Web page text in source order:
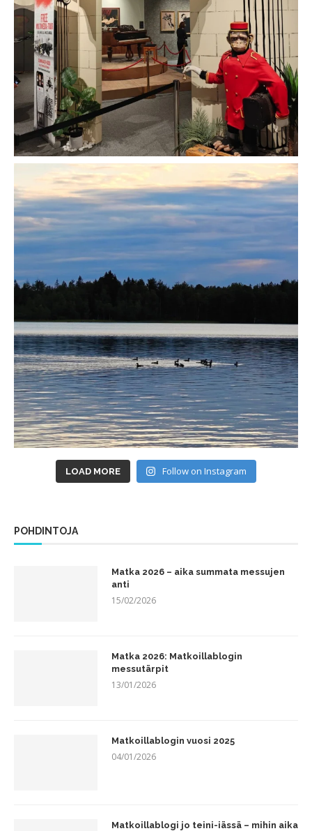
LOAD MORE Follow on Instagram
POHDINTOJA
Matka 2026 – aika summata messujen
anti
15/02/2026
Matka 2026: Matkoillablogin
messutärpit
13/01/2026
Matkoillablogin vuosi 2025
04/01/2026
Matkoillablogi jo teini-iässä – mihin aika